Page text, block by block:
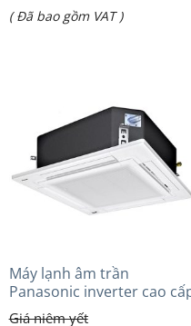
là:
Giá
₫ 39.800.000.
( Đã bao gồm VAT )
Máy lạnh âm trần
Panasonic inverter cao
(3.0Hp) S-2430PU3HA/U-